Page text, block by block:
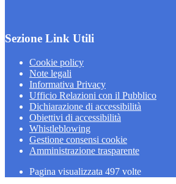
Sezione Link Utili
Cookie policy
Note legali
Informativa Privacy
Ufficio Relazioni con il Pubblico
Dichiarazione di accessibilità
Obiettivi di accessibilità
Whistleblowing
Gestione consensi cookie
Amministrazione trasparente
Pagina visualizzata 497 volte